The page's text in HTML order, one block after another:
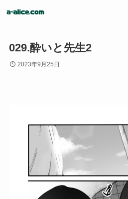
029.酔いと先生2
2023年9月25日